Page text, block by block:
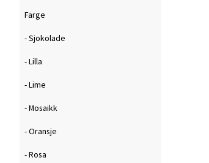
Farge
- Sjokolade
- Lilla
- Lime
- Mosaikk
- Oransje
- Rosa